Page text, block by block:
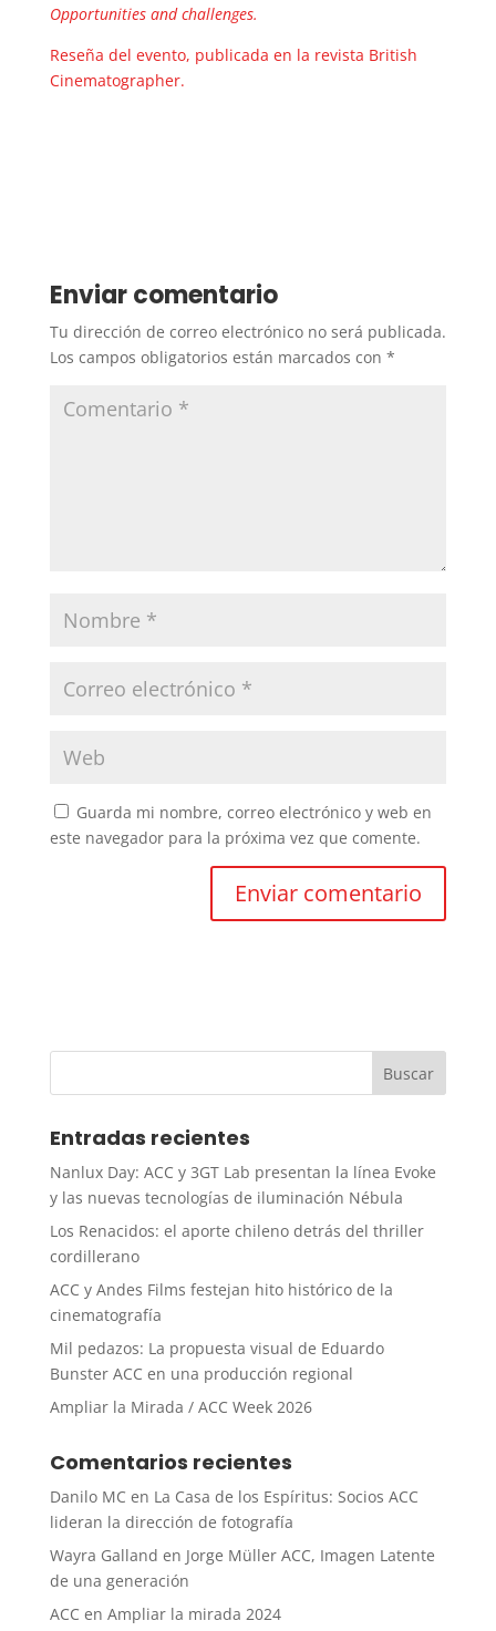
Opportunities and challenges.
Reseña del evento, publicada en la revista British
Cinematographer.
Enviar comentario
Tu dirección de correo electrónico no será publicada.
Los campos obligatorios están marcados con *
Guarda mi nombre, correo electrónico y web en
este navegador para la próxima vez que comente.
Entradas recientes
Nanlux Day: ACC y 3GT Lab presentan la línea Evoke
y las nuevas tecnologías de iluminación Nébula
Los Renacidos: el aporte chileno detrás del thriller
cordillerano
ACC y Andes Films festejan hito histórico de la
cinematografía
Mil pedazos: La propuesta visual de Eduardo
Bunster ACC en una producción regional
Ampliar la Mirada / ACC Week 2026
Comentarios recientes
Danilo MC en La Casa de los Espíritus: Socios ACC
lideran la dirección de fotografía
Wayra Galland en Jorge Müller ACC, Imagen Latente
de una generación
ACC en Ampliar la mirada 2024